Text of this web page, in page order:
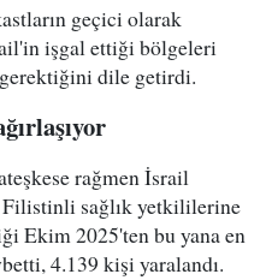
geçici olarak
işgal ettiği bölgeleri
dile getirdi.
rağmen İsrail
Filistinli sağlık yetkililerine
Ekim 2025'ten bu yana en
4.139 kişi yaralandı.